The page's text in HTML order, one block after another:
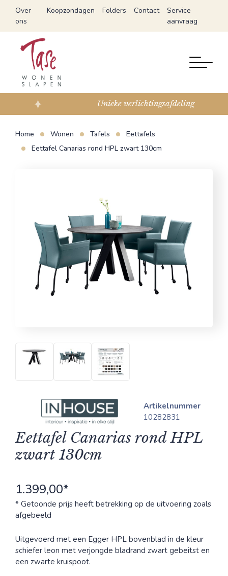
Over
ons
Koopzondagen Folders Contact
Service
aanvraag
Unieke verlichtingsafdeling
Home Wonen Tafels
Eettafels
Eettafel Canarias rond HPL zwart 130cm
Artikelnummer
10282831
Eettafel Canarias rond HPL
zwart 130cm
1.399,00*
* Getoonde prijs heeft betrekking op de uitvoering zoals
afgebeeld
Uitgevoerd met een Egger HPL bovenblad in de kleur
schiefer leon met verjongde bladrand zwart gebeitst en
een zwarte kruispoot.